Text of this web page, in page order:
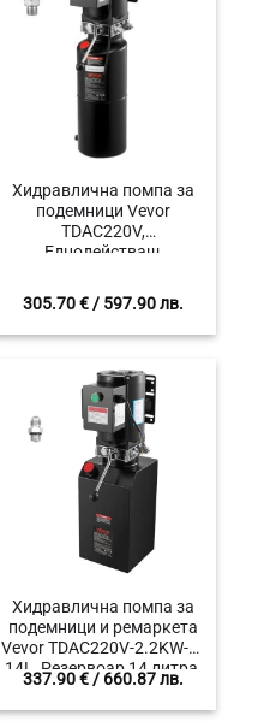
Хидравлична помпа за
подемници Vevor
TDAC220V,
Еднодействащ
220V
305.70€/ 597.90 лв.
Хидравлична помпа за
подемници и ремаркета
Vevor TDAC220V-2.2KW-D-
14L, Резервоар 14 литра,
22 MPa, Дебит 6.3 L/min
337.90€/ 660.87 лв.